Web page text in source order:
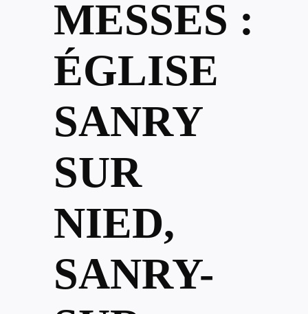
MESSES :
ÉGLISE
SANRY
SUR
NIED,
SANRY-